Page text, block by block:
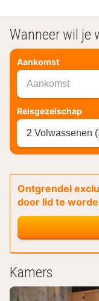
Wanneer wil je
Aankomst
Aankomst
Reisgezelschap
2 Volwassenen
Ontgrendel
door lid te
Kamers